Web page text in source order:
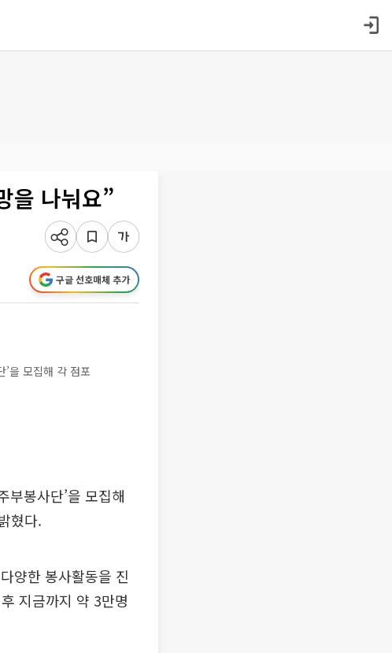
을 나눠요”
구글 선호매체 추가
을 모집해 각 점포
봉사단’을 모집해
혔다.
양한 봉사활동을 진
지금까지 약 3만명